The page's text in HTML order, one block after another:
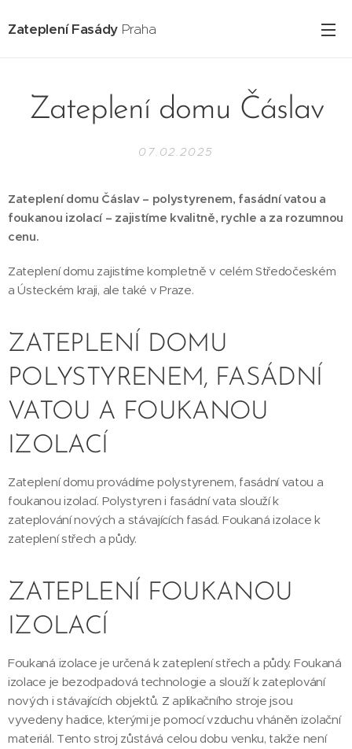
Zateplení Fasády Praha
Zateplení domu Čáslav
07.02.2025
Zateplení domu Čáslav – polystyrenem, fasádní vatou a
foukanou izolací – zajistíme kvalitně, rychle a za rozumnou
cenu.
Zateplení domu zajistíme kompletně v celém Středočeském
a Ústeckém kraji, ale také v Praze.
ZATEPLENÍ DOMU
POLYSTYRENEM, FASÁDNÍ
VATOU A FOUKANOU
IZOLACÍ
Zateplení domu provádíme polystyrenem, fasádní vatou a
foukanou izolací. Polystyren i fasádní vata slouží k
zateplování nových a stávajících fasád. Foukaná izolace k
zateplení střech a půdy.
ZATEPLENÍ FOUKANOU
IZOLACÍ
Foukaná izolace je určená k zateplení střech a půdy. Foukaná
izolace je bezodpadová technologie a slouží k zateplování
nových i stávajících objektů. Z aplikačního stroje jsou
vyvedeny hadice, kterými je pomocí vzduchu vháněn izolační
materiál. Tento stroj zůstává celou dobu venku, takže není